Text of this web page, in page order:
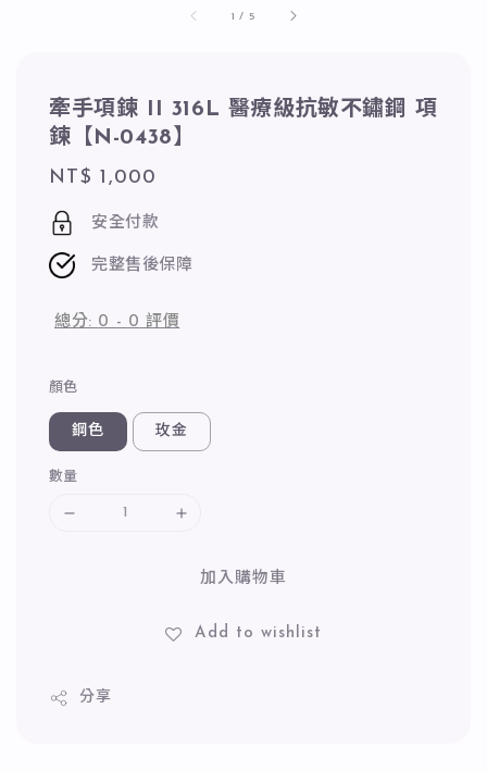
1 / 5
牽手項鍊 II 316L 醫療級抗敏不鏽鋼 項
鍊【N-0438】
Regular
price
NT$ 1,000
安全付款
完整售後保障
總分: 0 - 0 評價
顏色
鋼色 玫金
數量
加入購物車
Add to wishlist
分享